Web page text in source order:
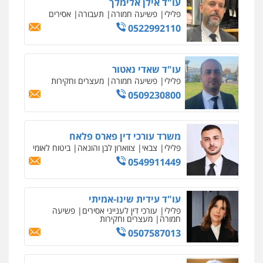
פלילי כלכלי צווארון לבן עורכי דין לענייני
אסירים
0549732303
סלימאן אבו שעירה – משרד עורכי דין
פלילי בטחוני צבאי נזיקין
0547780927
עו"ד אסף גונן
פלילי פשע חמור תעבורה צבא מעצרים
וחקירות
0542255161
גל דהן – משרד עורך דין פלילי
פלילי פשיעה חמורה סמים מעצרים
וחקירות
0544723840